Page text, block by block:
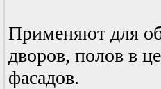
Применяют для
дворов, полов в
фасадов.